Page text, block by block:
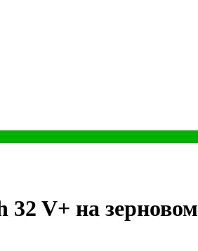
V+ на зерновом